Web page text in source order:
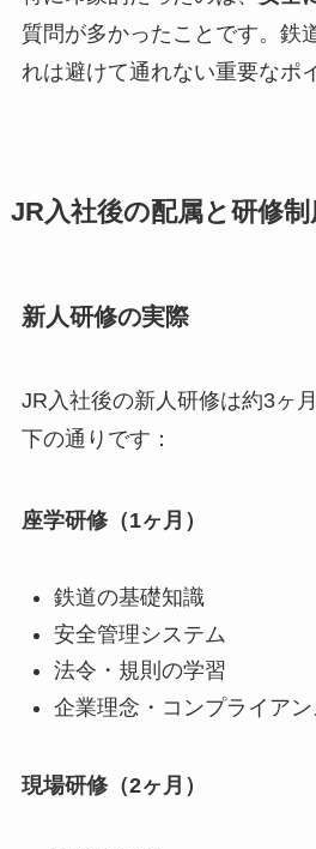
質問が多かったことです。鉄
れは避けて通れない重要なポ
JR入社後の配属と研修制
新人研修の実際
JR入社後の新人研修は約3ヶ
下の通りです：
座学研修（1ヶ月）
鉄道の基礎知識
安全管理システム
法令・規則の学習
企業理念・コンプライアン
現場研修（2ヶ月）